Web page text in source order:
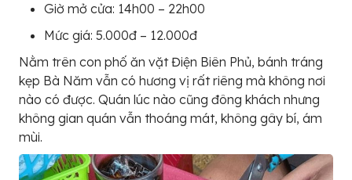
Giờ mở cửa: 14h00 – 22h00
Mức giá: 5.000đ – 12.000đ
Nằm trên con phố ăn vặt Điện Biên Phủ, bánh tráng
kẹp Bà Năm vẫn có hương vị rất riêng mà không nơi
nào có được. Quán lúc nào cũng đông khách nhưng
không gian quán vẫn thoáng mát, không gây bí, ám
mùi.